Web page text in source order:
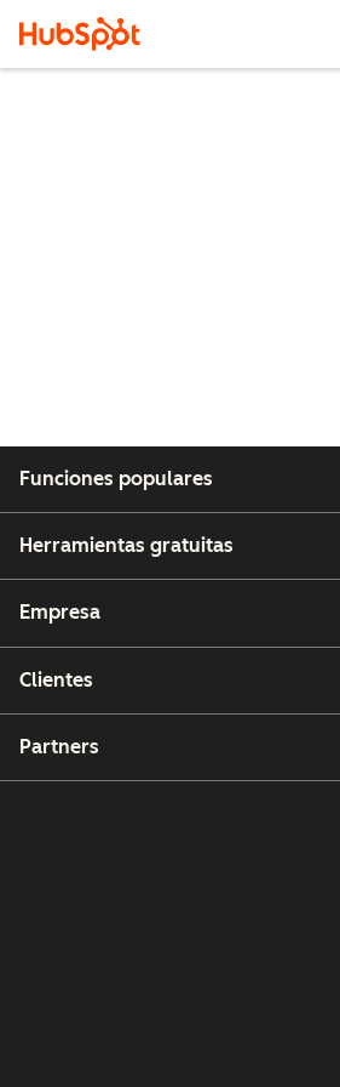
Funciones populares
Herramientas gratuitas
Empresa
Clientes
Partners